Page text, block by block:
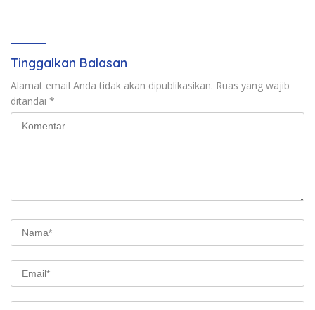
Tinggalkan Balasan
Alamat email Anda tidak akan dipublikasikan. Ruas yang wajib
ditandai *